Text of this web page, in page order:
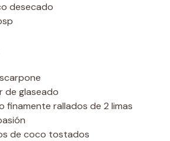
desecado
de glaseado
finamente rallados de 2 limas
de coco tostados